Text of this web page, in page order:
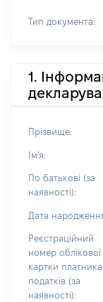
Тип документа:
1.
Прізвище:
Ім'я:
По батькові (за
наявності):
Дата
Реєстраційний
номер облікової
картки платника
податків (за
наявності):